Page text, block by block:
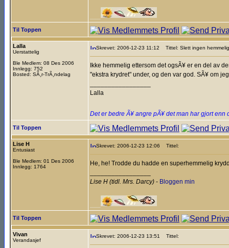
Til Toppen
Lalla
Uerstattelig
Ble Medlem: 08 Des 2006
Innlegg: 752
Bosted: SÃ¸r-TrÃ¸ndelag
Skrevet: 2006-12-23 11:12 Tittel: Slett ingen
Ikke hemmelig ettersom det ogsÃ¥ er en del av
"ekstra krydret" under, og den var god. SÃ¥ om
Lalla
Det er bedre Ã¥ angre pÃ¥ det man har gjort enn
Til Toppen
Lise H
Entusiast
Ble Medlem: 01 Des 2006
Innlegg: 1764
Skrevet: 2006-12-23 12:06 Tittel:
He, he! Trodde du hadde en superhemmelig
Lise H (tidl. Mrs. Darcy) - Bloggen min
Til Toppen
Vivan
Verandasjef
Skrevet: 2006-12-23 13:51 Tittel: